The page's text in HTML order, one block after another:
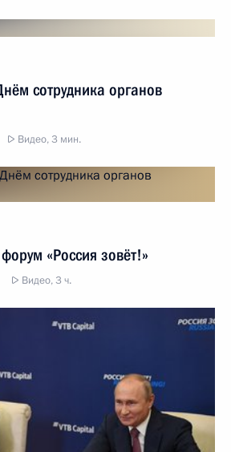
сотрудника органов
Видео, 3 мин.
«Россия зовёт!»
Видео, 3 ч.